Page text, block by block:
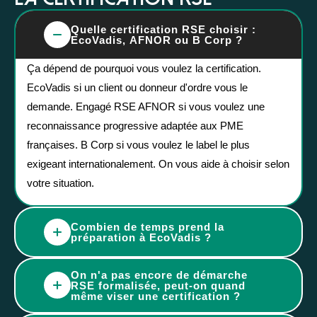
Quelle certification RSE choisir :
EcoVadis, AFNOR ou B Corp ?
Ça dépend de pourquoi vous voulez la certification.
EcoVadis si un client ou donneur d'ordre vous le
demande. Engagé RSE AFNOR si vous voulez une
reconnaissance progressive adaptée aux PME
françaises. B Corp si vous voulez le label le plus
exigeant internationalement. On vous aide à choisir selon
votre situation.
Combien de temps prend la
préparation à EcoVadis ?
préparée. Plus vous partez tôt, plus vous avez le temps
de mettre en place les preuves et les pratiques
On n'a pas encore de démarche
RSE formalisée, peut-on quand
même viser une certification ?